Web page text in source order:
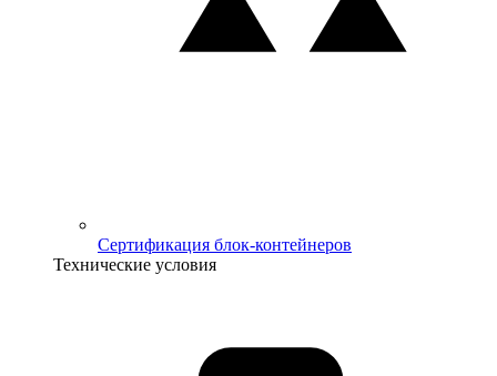
Сертификация блок-контейнеров
Технические условия